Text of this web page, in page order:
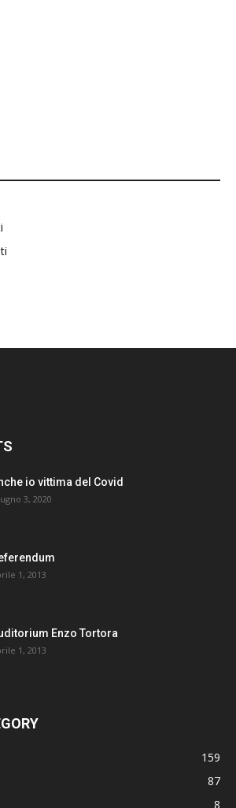
io vittima del Covid
3, 2020
1, 2013
Enzo Tortora
1, 2013
159
87
8